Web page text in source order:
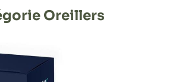
Oreillers